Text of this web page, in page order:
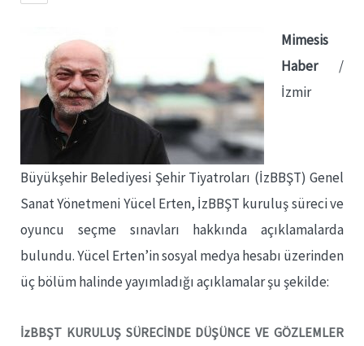
Mimesis
Haber/
İzmir
Büyükşehir Belediyesi Şehir Tiyatroları (İzBBŞT) Genel
Sanat Yönetmeni Yücel Erten, İzBBŞT kuruluş süreci ve
oyuncu seçme sınavları hakkında açıklamalarda
bulundu. Yücel Erten’in sosyal medya hesabı üzerinden
üç bölüm halinde yayımladığı açıklamalar şu şekilde:
İzBBŞT KURULUŞ SÜRECİNDE DÜŞÜNCE VE GÖZLEMLER